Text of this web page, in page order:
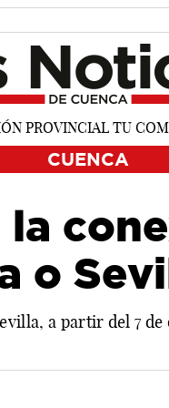
CUENCA
la
o
a partir del 7